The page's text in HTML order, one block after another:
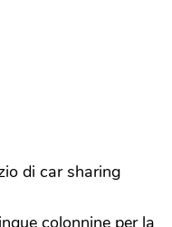
di car sharing
colonnine per la